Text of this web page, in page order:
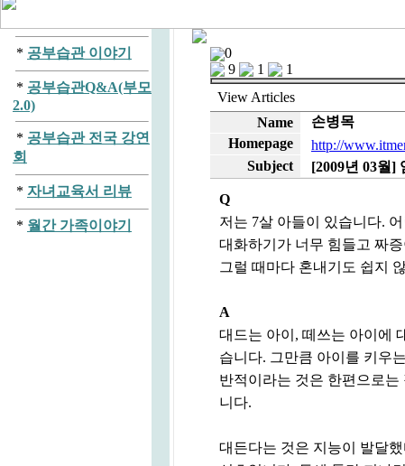
* 공부습관 이야기
* 공부습관Q&A(부모
2.0)
* 공부습관 전국 강연
회
* 자녀교육서 리뷰
* 월간 가족이야기
0
9
1
1
View Articles
Name
손병목
Homepage
http://
Subject
[2009년 03월]
Q
저는 7살 아들이 있습니다.
대화하기가 너무 힘들고 짜
그럴 때마다 혼내기도 쉽지
A
대드는 아이, 떼쓰는 아이에
습니다. 그만큼 아이를 키우
반적이라는 것은 한편으로
니다.
대든다는 것은 지능이 발달